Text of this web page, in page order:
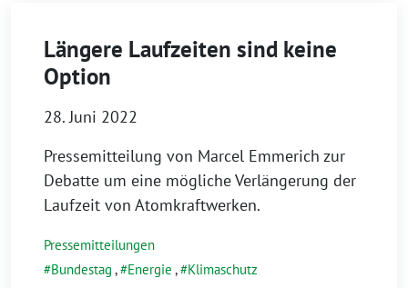
Längere Laufzeiten sind keine
Option
28. Juni 2022
Pressemitteilung von Marcel Emmerich zur
Debatte um eine mögliche Verlängerung der
Laufzeit von Atomkraftwerken.
Pressemitteilungen
Bundestag , Energie , Klimaschutz